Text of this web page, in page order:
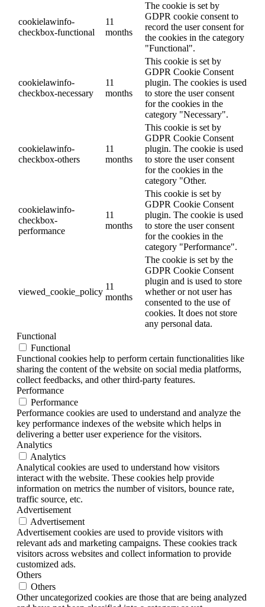
cookielawinfo-
checkbox-functional
11
months
The cookie is set by
GDPR cookie consent to
record the user consent for
the cookies in the category
"Functional".
cookielawinfo-
checkbox-necessary
11
months
This cookie is set by
GDPR Cookie Consent
plugin. The cookies is used
to store the user consent
for the cookies in the
category "Necessary".
cookielawinfo-
checkbox-others
11
months
This cookie is set by
GDPR Cookie Consent
plugin. The cookie is used
to store the user consent
for the cookies in the
category "Other.
cookielawinfo-
checkbox-
performance
11
months
This cookie is set by
GDPR Cookie Consent
plugin. The cookie is used
to store the user consent
for the cookies in the
category "Performance".
viewed_cookie_policy
11
months
The cookie is set by the
GDPR Cookie Consent
plugin and is used to store
whether or not user has
consented to the use of
cookies. It does not store
any personal data.
Functional
Functional
Functional cookies help to perform certain functionalities like
sharing the content of the website on social media platforms,
collect feedbacks, and other third-party features.
Performance
Performance
Performance cookies are used to understand and analyze the
key performance indexes of the website which helps in
delivering a better user experience for the visitors.
Analytics
Analytics
Analytical cookies are used to understand how visitors
interact with the website. These cookies help provide
information on metrics the number of visitors, bounce rate,
traffic source, etc.
Advertisement
Advertisement
Advertisement cookies are used to provide visitors with
relevant ads and marketing campaigns. These cookies track
visitors across websites and collect information to provide
customized ads.
Others
Others
Other uncategorized cookies are those that are being analyzed